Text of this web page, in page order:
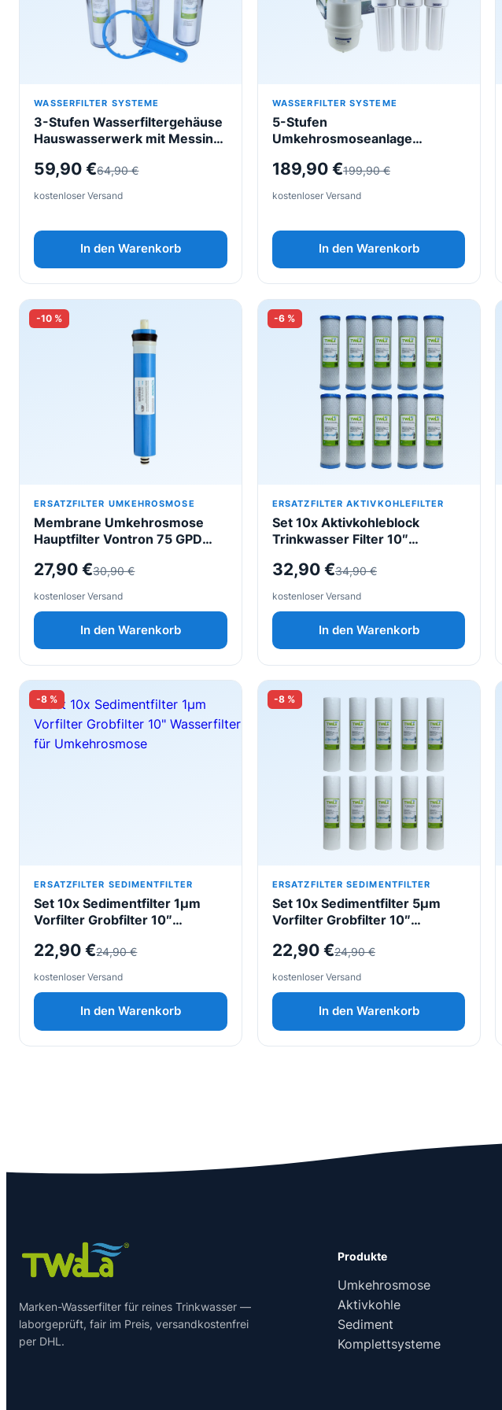
WASSERFILTER SYSTEME
3-Stufen Wasserfiltergehäuse
Hauswasserwerk mit Messing
Filterpatronen
64,90€
Ursprünglicher
Preis
64,90 €
59,90€
Aktueller
Preis
59,90 €.
kostenloser Versand
In den Warenkorb
WASSERFILTER SYSTEME
5-Stufen
Umkehrosmoseanlage
Wasserfilter Komplettsystem
199,90€
Ursprünglicher
Preis
199,90 €
189,90 €
Aktueller
Preis
189,90 €.
kostenloser Versand
In den Warenkorb
-10 %
ERSATZFILTER UMKEHROSMOSE
Membrane Umkehrosmose
Hauptfilter Vontron 75 GPD
/ 12,18 Liter die Stunde
30,90€
Ursprünglicher
Preis
war:
30,90 €
27,90€
Aktueller
Preis
ist:
27,90 €.
kostenloser Versand
In den Warenkorb
-6 %
ERSATZFILTER AKTIVKOHLEFILTER
Set 10x Aktivkohleblock
Trinkwasser Filter 10″
Umkehrosmose
34,90€
Ursprünglicher
Preis
war:
34,90 €
32,90 €
Aktueller
Preis
ist:
32,90 €.
kostenloser Versand
In den Warenkorb
-8 %
ERSATZFILTER SEDIMENTFILTER
Set 10x Sedimentfilter 1µm
Vorfilter Grobfilter 10″
Umkehrosmose
24,90€
Ursprünglicher
Preis
war:
24,90 €
22,90€
Aktueller
Preis
ist:
22,90 €.
kostenloser Versand
In den Warenkorb
-8 %
ERSATZFILTER SEDIMENTFILTER
Set 10x Sedimentfilter 5µm
Vorfilter Grobfilter 10″
Umkehrosmose
24,90€
Ursprünglicher
Preis
war:
24,90 €
22,90 €
Aktueller
Preis
ist:
22,90 €.
kostenloser Versand
In den Warenkorb
Marken-Wasserfilter für reines Trinkwasser —
laborgeprüft, fair im Preis, versandkostenfrei
per DHL.
Produkte
Umkehrosmose
Aktivkohle
Sediment
Komplettsysteme